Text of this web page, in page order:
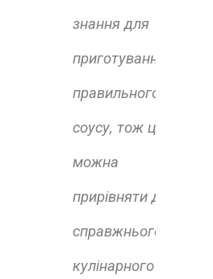
знання для
приготування
правильного
соусу, тож це
можна
прирівняти до
справжнього
кулінарного